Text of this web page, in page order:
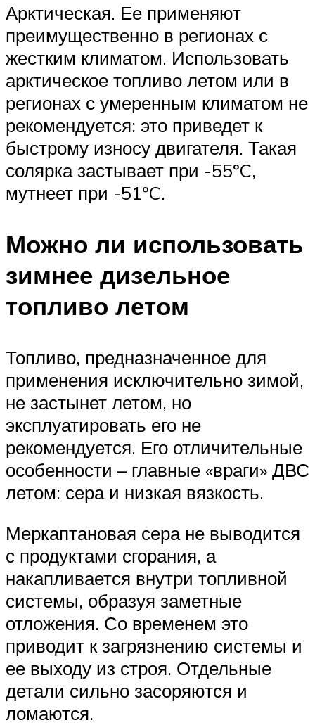
Арктическая. Ее применяют
преимущественно в регионах с
жестким климатом. Использовать
арктическое топливо летом или в
регионах с умеренным климатом не
рекомендуется: это приведет к
быстрому износу двигателя. Такая
солярка застывает при -55ºC,
мутнеет при -51ºC.
Можно ли использовать
зимнее дизельное
топливо летом
Топливо, предназначенное для
применения исключительно зимой,
не застынет летом, но
эксплуатировать его не
рекомендуется. Его отличительные
особенности – главные «враги» ДВС
летом: сера и низкая вязкость.
Меркаптановая сера не выводится
с продуктами сгорания, а
накапливается внутри топливной
системы, образуя заметные
отложения. Со временем это
приводит к загрязнению системы и
ее выходу из строя. Отдельные
детали сильно засоряются и
ломаются.